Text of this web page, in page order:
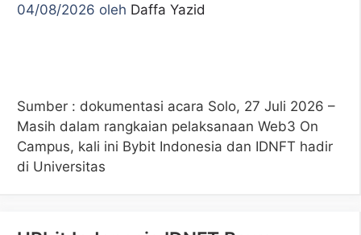
04/08/2026 oleh Daffa Yazid
Sumber : dokumentasi acara Solo, 27 Juli 2026 –
Masih dalam rangkaian pelaksanaan Web3 On
Campus, kali ini Bybit Indonesia dan IDNFT hadir
di Universitas